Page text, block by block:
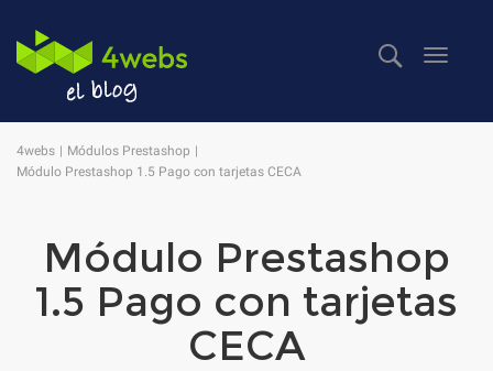
4webs
Módulos Prestashop
Módulo Prestashop 1.5 Pago con tarjetas CECA
Módulo Prestashop
1.5 Pago con tarjetas
CECA